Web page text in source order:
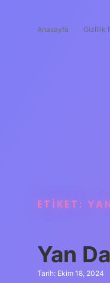
Anasayfa Gizlilik
ETIKET:
Yan
Tarih: Ekim 18, 2024